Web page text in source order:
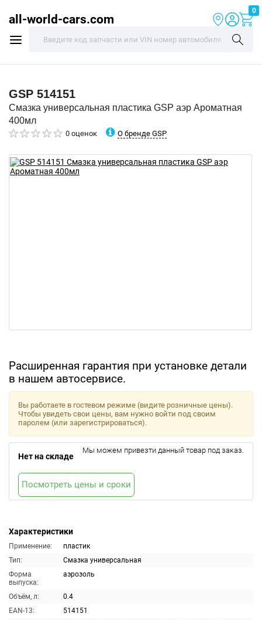
all-world-cars.com
0
GSP 514151
Смазка универсальная пластика GSP аэр Ароматная
400мл
0 оценок О бренде GSP
Расширенная гарантия при установке детали
в нашем автосервисе.
Характеристики
Применение:
пластик
Тип:
Смазка универсальная
Форма
выпуска:
аэрозоль
Объём, л:
0.4
EAN-13:
514151
Вы работаете в гостевом режиме (видите розничные цены).
Чтобы увидеть свои цены, вам нужно войти под своим
паролем (или зарегистрироваться).
Нет на складе
Мы можем привезти данный товар под заказ.
Посмотреть цены и сроки